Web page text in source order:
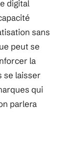
digital
sans
peut se
la
se laisser
qui
parlera